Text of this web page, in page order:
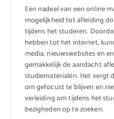
Een nadeel van een online
mogelijkheid tot afleiding
tijdens het studeren.
hebben tot het internet,
media, nieuwswebsites en
gemakkelijk de aandacht
studiematerialen. Het vergt
om gefocust te blijven en
verleiding om tijdens het
bezigheden op te zoeken.